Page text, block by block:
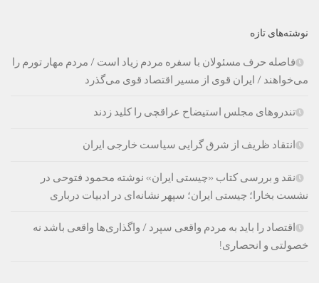
نوشته‌های تازه
فاصله حرف مسئولان با سفره مردم زیاد است / مردم مهار تورم را
می‌خواهند / ایران قوی از مسیر اقتصاد قوی می‌گذرد
تندروهای مجلس استیضاح عراقچی را کلید زدند
انتقاد ظریف از شرق گرایی سیاست خارجی ایران
نقد و بررسی کتاب «چیستی ایران» نوشته محمود فتوحی در
نشست بخارا؛ چیستی ایران؛ سپهر نشانه‌ای در ادبیات درباری
اقتصاد را باید به مردم واقعی سپرد / واگذاری‌ها واقعی باشد نه
خصولتی و انحصاری!